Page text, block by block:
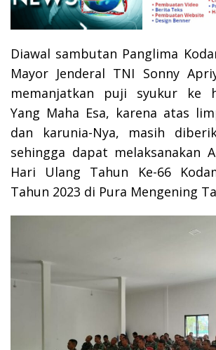
Diawal sambutan Panglima
Mayor Jenderal TNI Sonny
memanjatkan puji syukur ke
Yang Maha Esa, karena atas
dan karunia-Nya, masih
sehingga dapat melaksanakan
Hari Ulang Tahun Ke-66
Tahun 2023 di Pura Mengening